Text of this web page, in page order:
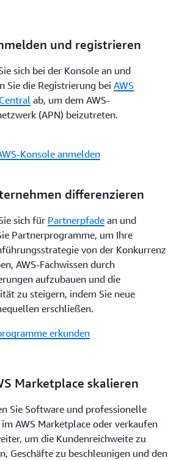
und zu skalieren und
Sie Ihre Markteinführungsstrategie
erhöhen, das Co-Selling
Rentabilität bei jedem Schritt
und registrieren
sich bei der Konsole an und
Sie die Registrierung bei AWS
ab, um dem AWS-
(APN) beizutreten.
Konsole anmelden
differenzieren
sich für Partnerpfadean und
Partnerprogramme, um Ihre
von der Konkurrenz
AWS-Fachwissen durch
aufzubauen und die
zu steigern, indem Sie neue
erschließen.
erkunden
Marketplace skalieren
Sie Software und professionelle
im AWS Marketplace oder verkaufen
um die Kundenreichweite zu
Geschäfte zu beschleunigen und den